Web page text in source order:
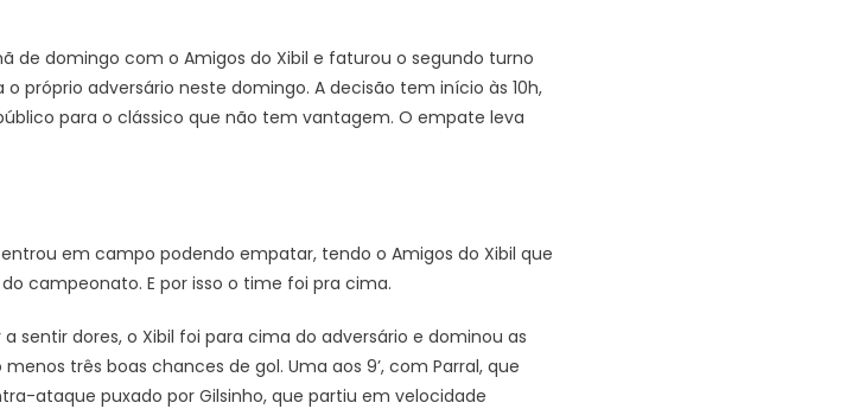
de domingo com o Amigos do Xibil e faturou o segundo turno
próprio adversário neste domingo. A decisão tem início às 10h,
para o clássico que não tem vantagem. O empate leva
em campo podendo empatar, tendo o Amigos do Xibil que
campeonato. E por isso o time foi pra cima.
sentir dores, o Xibil foi para cima do adversário e dominou as
três boas chances de gol. Uma aos 9’, com Parral, que
ataque puxado por Gilsinho, que partiu em velocidade